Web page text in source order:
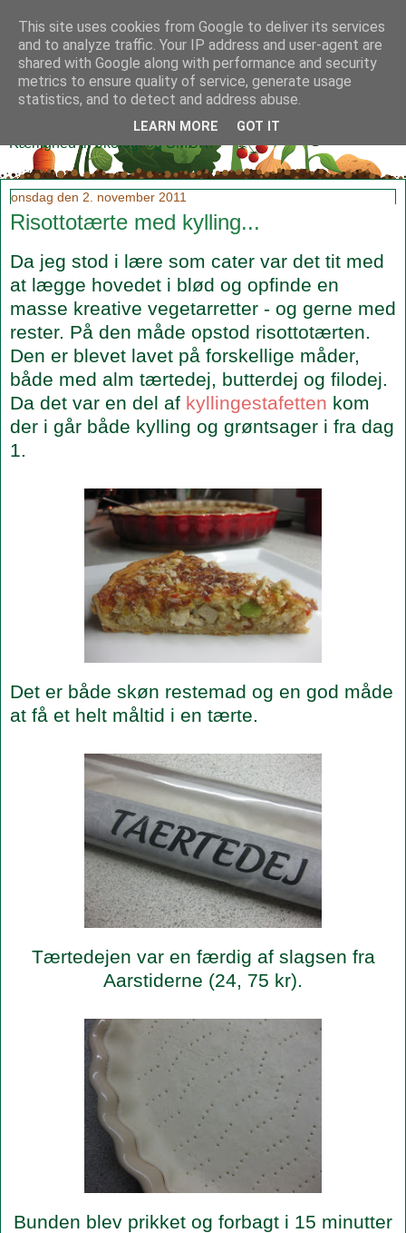
Klidmoster.dk
Kærlighed til økologi og SMØR!
onsdag den 2. november 2011
Risottotærte med kylling...
Da jeg stod i lære som cater var det tit med
at lægge hovedet i blød og opfinde en
masse kreative vegetarretter - og gerne med
rester. På den måde opstod risottotærten.
Den er blevet lavet på forskellige måder,
både med alm tærtedej, butterdej og filodej.
Da det var en del af kyllingestafetten kom
der i går både kylling og grøntsager i fra dag
1.
Det er både skøn restemad og en god måde
at få et helt måltid i en tærte.
Tærtedejen var en færdig af slagsen fra
Aarstiderne (24, 75 kr).
Bunden blev prikket og forbagt i 15 minutter
This site uses cookies from Google to deliver its services
and to analyze traffic. Your IP address and user-agent are
shared with Google along with performance and security
metrics to ensure quality of service, generate usage
statistics, and to detect and address abuse.
LEARN MORE GOT IT